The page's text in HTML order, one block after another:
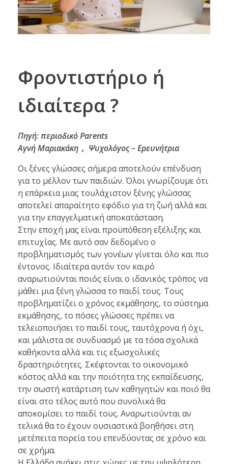
Φροντιστήριο ή
ιδιαίτερα ?
Πηγή: περιοδικό Parents
Αγνή Μαριακάκη， Ψυχολόγος – Ερευνήτρια
Οι ξένες γλώσσες σήμερα αποτελούν επένδυση
για το μέλλον των παιδιών. Όλοι γνωρίζουμε ότι
η επάρκεια μιας τουλάχιστον ξένης γλώσσας
αποτελεί απαραίτητο εφόδιο για τη ζωή αλλά και
για την επαγγελματική αποκατάσταση.
Στην εποχή μας είναι προϋπόθεση εξέλιξης και
επιτυχίας. Με αυτό σαν δεδομένο ο
προβληματισμός των γονέων γίνεται όλο και πιο
έντονος. Ιδιαίτερα αυτόν τον καιρό
αναρωτιούνται ποιός είναι ο ιδανικός τρόπος να
μάθει μια ξένη γλώσσα το παιδί τους. Τους
προβληματίζει ο χρόνος εκμάθησης, το σύστημα
εκμάθησης, το πόσες γλώσσες πρέπει να
τελειοποιήσει το παιδί τους, ταυτόχρονα ή όχι,
και μάλιστα σε συνδυασμό με τα τόσα σχολικά
καθήκοντα αλλά και τις εξωσχολικές
δραστηριότητες. Σκέφτονται το οικονομικό
κόστος αλλά και την ποιότητα της εκπαίδευσης,
την σωστή κατάρτιση των καθηγητών και ποιό θα
είναι στο τέλος αυτό που συνολικά θα
αποκομίσει το παιδί τους. Αναρωτιούνται αν
τελικά θα το έχουν ουσιαστικά βοηθήσει στη
μετέπειτα πορεία του επενδύοντας σε χρόνο και
σε χρήμα.